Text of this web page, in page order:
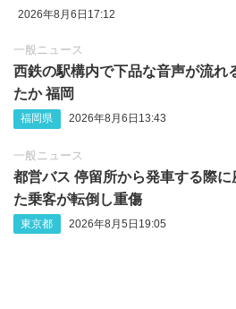
2026年8月6日17:12
一般ニュース
西鉄の駅構内で下品な音声が流れ
たか 福岡
福岡県 2026年8月6日13:43
一般ニュース
都営バス 停留所から発車する際
た乗客が転倒し重傷
東京都 2026年8月5日19:05